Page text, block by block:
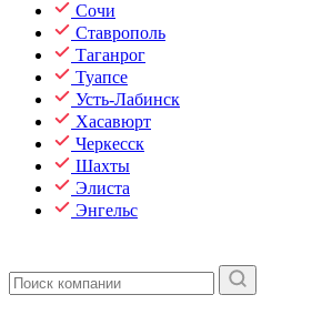
Сочи
Ставрополь
Таганрог
Туапсе
Усть-Лабинск
Хасавюрт
Черкесск
Шахты
Элиста
Энгельс